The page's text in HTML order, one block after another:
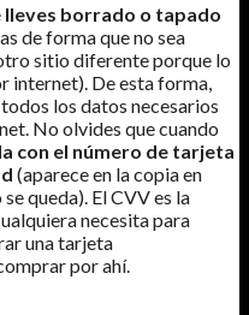
lleves borrado o tapado
de forma que no sea
sitio diferente porque lo
internet). De esta forma,
los datos necesarios
No olvides que cuando
con el número de tarjeta
(aparece en la copia en
queda). El CVV es la
necesita para
una tarjeta
por ahí.